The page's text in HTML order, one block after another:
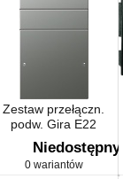
Zestaw przełączn.
podw. Gira E22
naturalny stalowy
Niedostępny
0 wariantów